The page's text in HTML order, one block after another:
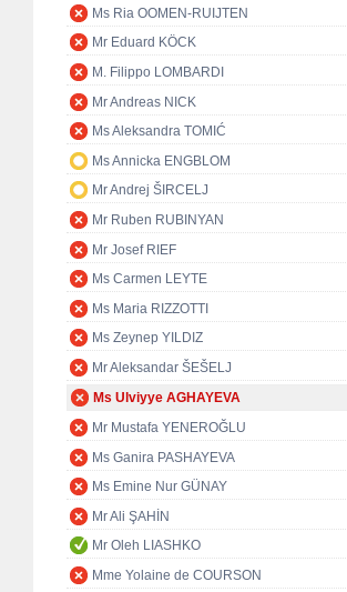
Ms Ria OOMEN-RUIJTEN
Mr Eduard KÖCK
M. Filippo LOMBARDI
Mr Andreas NICK
Ms Aleksandra TOMIĆ
Ms Annicka ENGBLOM
Mr Andrej ŠIRCELJ
Mr Ruben RUBINYAN
Mr Josef RIEF
Ms Carmen LEYTE
Ms Maria RIZZOTTI
Ms Zeynep YILDIZ
Mr Aleksandar ŠEŠELJ
Ms Ulviyye AGHAYEVA
Mr Mustafa YENEROĞLU
Ms Ganira PASHAYEVA
Ms Emine Nur GÜNAY
Mr Ali ŞAHİN
Mr Oleh LIASHKO
Mme Yolaine de COURSON